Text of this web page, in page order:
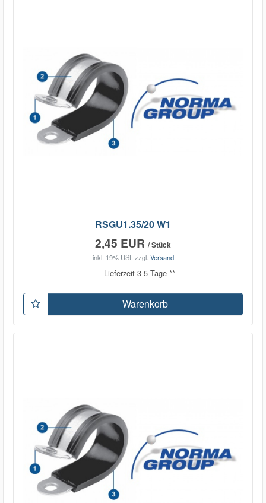
RSGU1.35/20 W1
2,45 EUR / Stück
inkl. 19% USt. zzgl. Versand
Lieferzeit 3-5 Tage **
Warenkorb